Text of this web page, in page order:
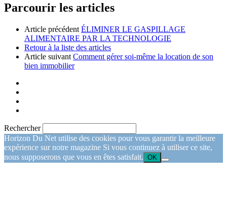
Parcourir les articles
Article précédent ÉLIMINER LE GASPILLAGE
ALIMENTAIRE PAR LA TECHNOLOGIE
Retour à la liste des articles
Article suivant Comment gérer soi-même la location de son
bien immobilier
Rechercher
Horizon Du Net utilise des cookies pour vous garantir la meilleure
expérience sur notre magazine Si vous continuez à utiliser ce site,
nous supposerons que vous en êtes satisfait. OK